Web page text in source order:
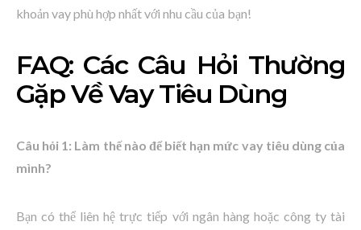
khoản vay phù hợp nhất với nhu cầu của bạn!
FAQ: Các Câu Hỏi Thường
Gặp Về Vay Tiêu Dùng
Câu hỏi 1: Làm thế nào để biết hạn mức vay tiêu dùng của
mình?
Bạn có thể liên hệ trực tiếp với ngân hàng hoặc công ty tài